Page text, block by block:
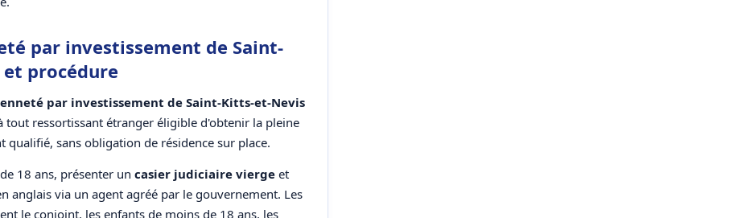
par investissement de Saint-
procédure
par investissement de Saint-Kitts-et-Nevis
tout ressortissant étranger éligible d'obtenir la pleine
qualifié, sans obligation de résidence sur place.
18 ans, présenter un casier judiciaire vierge et
anglais via un agent agréé par le gouvernement. Les
le conjoint, les enfants de moins de 18 ans, les